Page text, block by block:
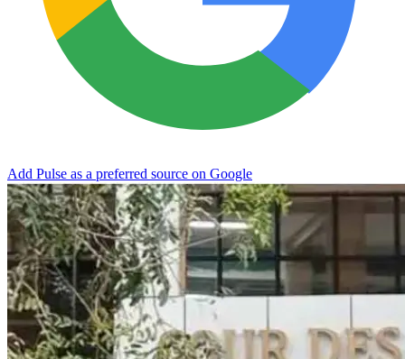
Add Pulse as a preferred source on Google